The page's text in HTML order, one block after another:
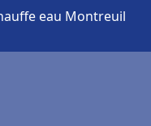
eau Montreuil